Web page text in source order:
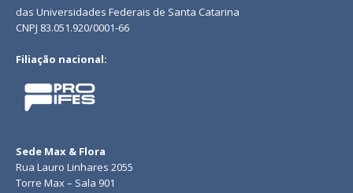
das Universidades Federais de Santa Catarina
CNPJ 83.051.920/0001-66
Filiação nacional:
Sede Max & Flora
Rua Lauro Linhares 2055
Torre Max – Sala 901